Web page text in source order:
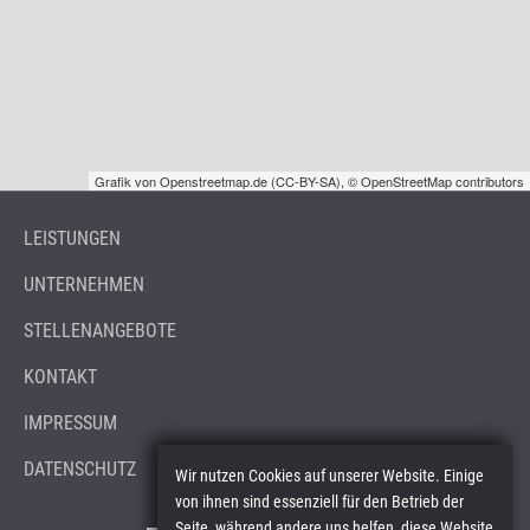
Grafik vonOpenstreetmap.de (CC-BY-SA), © OpenStreetMap contributors
LEISTUNGEN
UNTERNEHMEN
STELLENANGEBOTE
KONTAKT
IMPRESSUM
DATENSCHUTZ
Wir nutzen Cookies auf unserer Website. Einige
von ihnen sind essenziell für den Betrieb der